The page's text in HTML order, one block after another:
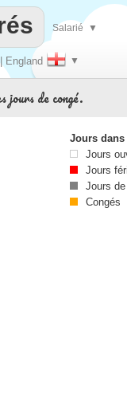
| England ▼
Salarié ▼
de congé.
Jours
Jours
Jours
Jours
Congés